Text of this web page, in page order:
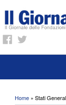
Tu sei qui
Home » Stati